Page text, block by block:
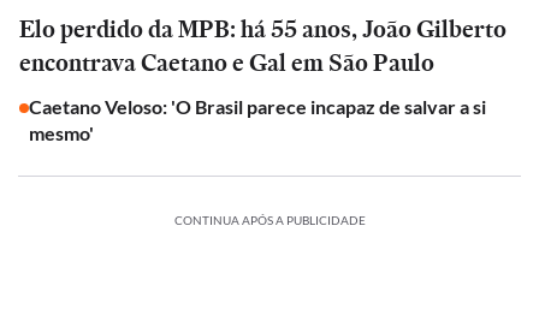
Elo perdido da MPB: há 55 anos, João Gilberto
encontrava Caetano e Gal em São Paulo
Caetano Veloso: 'O Brasil parece incapaz de salvar a si
mesmo'
CONTINUA APÓS A PUBLICIDADE